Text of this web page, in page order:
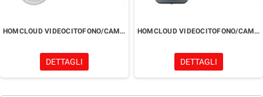
HOMCLOUD VIDEOCITOFONO/CAMPANELLO
DETTAGLI
HOMCLOUD VIDEOCITOFONO/CAMPANELLO WIFI 7S OUTDOOR
DETTAGLI